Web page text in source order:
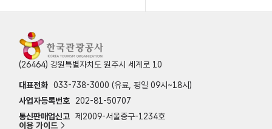
(26464) 강원특별자치도 원주시 세계로 10
대표전화 033-738-3000 (유료, 평일 09시~18시)
사업자등록번호
202-81-50707
통신판매업신고 제2009-서울중구-1234호
이용 가이드